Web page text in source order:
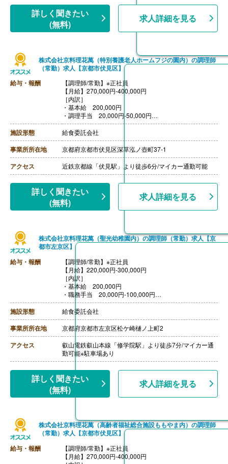
【昇給】あり（年1回）
※昇給賞与は業績による（在籍1年未満は対象外）
詳しく聞きたい
(無料)
求人詳細を見る
株式会社京料理花萬（特別養護老人ホームフジの園内）の調理師
（常勤）求人【京都市伏見区】
給与・報酬
【調理師/常勤】※正社員
【月給】270,000円-400,000円
［内訳］
・基本給 200,000円
・調理手当 20,000円-50,000円
・固定残業代（25時間分）50,000円
※固定残業代は残業の有無にかかわらず支給、超過分は
法定通り支給
【賞与】年2回（0円-200,000円）※前年度実績
【通勤手当】あり（上限10,000円/月）
【昇給】あり（1月あたり5,000円-30,000円）※前年度実
績
施設形態 給食委託会社
事業所所在地 京都府京都市伏見区深草泓ノ壺町37-1
アクセス 近鉄京都線「伏見駅」より徒歩6分/マイカー通勤可能
詳しく聞きたい
(無料)
求人詳細を見る
株式会社京料理花萬（聖光幼稚園内）の調理師（常勤）求人【京
都市左京区】
給与・報酬
【調理師/常勤】※正社員
【月給】220,000円-300,000円
［内訳］
・基本給 200,000円
・職務手当 20,000円-100,000円
［その他手当］
・住宅手当
・引越し手当
【賞与】年2回
【通勤手当】あり
【昇給】あり（年1回）
※昇給賞与は業績による（在籍1年未満は対象外）
施設形態 給食委託会社
事業所所在地 京都府京都市左京区松ケ崎樋ノ上町2
アクセス
叡山電鉄叡山本線「修学院駅」より徒歩7分/マイカー通
勤可能※駐車場あり
詳しく聞きたい
(無料)
求人詳細を見る
株式会社京料理花萬（高齢者福祉総合施設ももやま内）の調理師
（常勤）求人【京都市伏見区】
給与・報酬
【調理師/常勤】※正社員
【月給】270,000円-400,000円